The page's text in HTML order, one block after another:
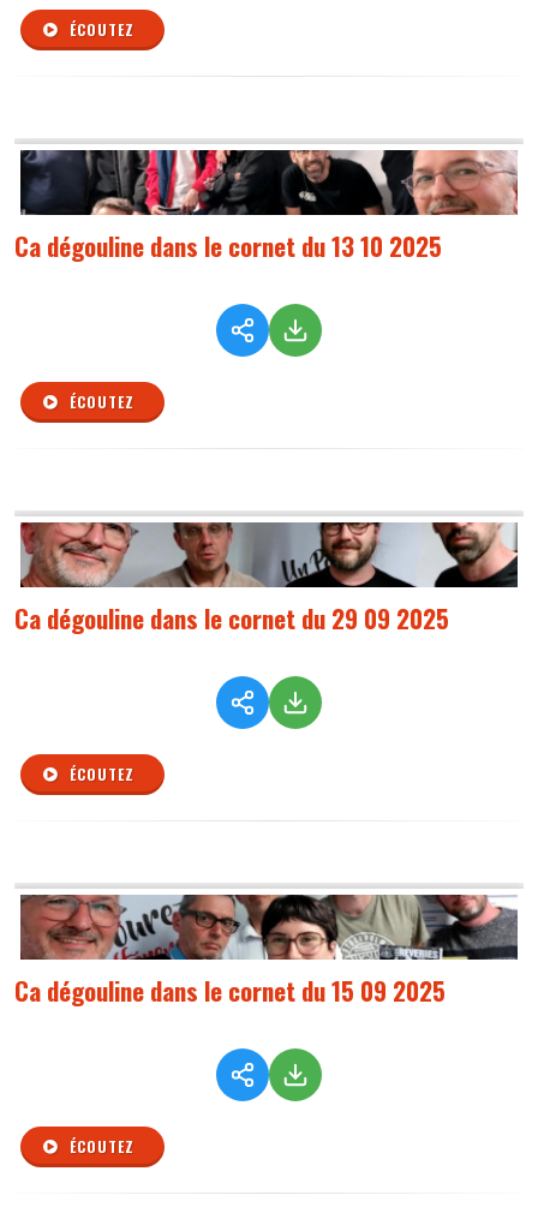
ÉCOUTEZ
Ca dégouline dans le cornet du 13 10 2025
ÉCOUTEZ
Ca dégouline dans le cornet du 29 09 2025
ÉCOUTEZ
Ca dégouline dans le cornet du 15 09 2025
ÉCOUTEZ